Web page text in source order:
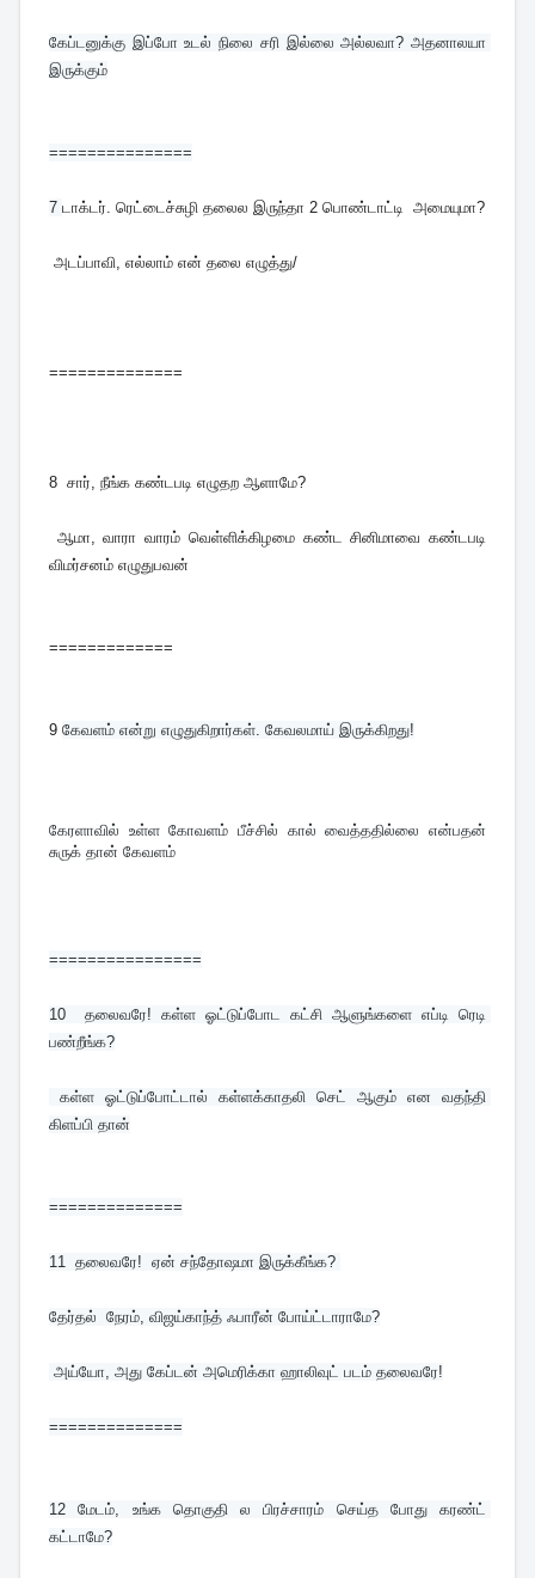
கேப்டனுக்கு இப்போ உடல் நிலை சரி இல்லை அல்லவா? அதனாலயா
இருக்கும்
===============
7 டாக்டர். ரெட்டைச்சுழி தலைல இருந்தா 2 பொண்டாட்டி அமையுமா?
அடப்பாவி, எல்லாம் என் தலை எழுத்து/
==============
8 சார், நீங்க கண்டபடி எழுதற ஆளாமே?
ஆமா, வாரா வாரம் வெள்ளிக்கிழமை கண்ட சினிமாவை கண்டபடி
விமர்சனம் எழுதுபவன்
=============
9 கேவளம் என்று எழுதுகிறார்கள். கேவலமாய் இருக்கிறது!
கேரளாவில் உள்ள கோவளம் பீச்சில் கால் வைத்ததில்லை என்பதன்
சுருக் தான் கேவளம்
================
10 தலைவரே! கள்ள ஓட்டுப்போட கட்சி ஆளுங்களை எப்டி ரெடி
பண்றீங்க?
கிளப்பி தான்
==============
11 தலைவரே!  ஏன் சந்தோஷமா இருக்கீங்க?
தேர்தல்  நேரம், விஜய்காந்த் ஃபாரீன் போய்ட்டாராமே?
அய்யோ, அது கேப்டன் அமெரிக்கா ஹாலிவுட் படம் தலைவரே!
==============
12 மேடம், உங்க தொகுதி ல பிரச்சாரம் செய்த போது கரண்ட்
கட்டாமே?